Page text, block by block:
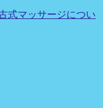
式マッサージについ